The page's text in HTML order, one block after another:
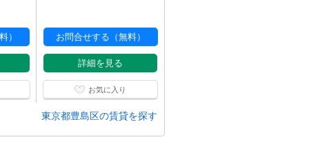
） お問合せする（無料）
詳細を見る
お気に入り
東京都豊島区の賃貸を探す